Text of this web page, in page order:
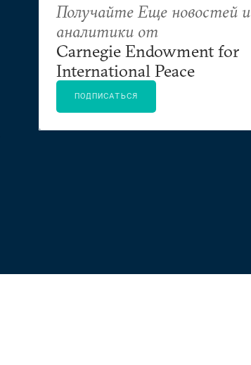
Получайте Еще новостей и
аналитики от
Carnegie Endowment for
International Peace
ПОДПИСАТЬСЯ